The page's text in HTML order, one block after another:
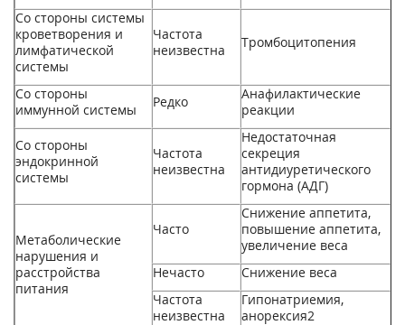
Со стороны системы
кроветворения и
лимфатической
системы
Частота
неизвестна
Тромбоцитопения
Со стороны
иммунной системы
Редко
Анафилактические
реакции
Со стороны
эндокринной
системы
Частота
неизвестна
Недостаточная
секреция
антидиуретического
гормона (АДГ)
Метаболические
нарушения и
расстройства
питания
Часто
Снижение аппетита,
повышение аппетита,
увеличение веса
Нечасто
Снижение веса
Частота
неизвестна
Гипонатриемия,
анорексия2